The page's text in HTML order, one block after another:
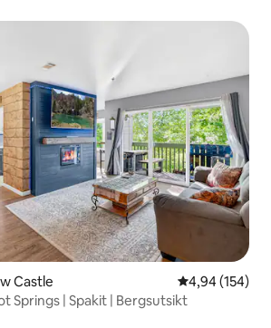
Castle 4,94 av 5 i
4,94 (154)
Springs | Spakit | Bergsutsikt